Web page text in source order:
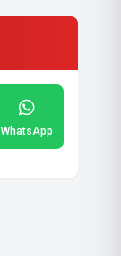
WhatsApp